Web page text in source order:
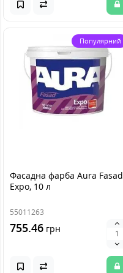
Популярний
Фасадна фарба Aura Fasad
Expo, 10 л
55011263
755.46 грн